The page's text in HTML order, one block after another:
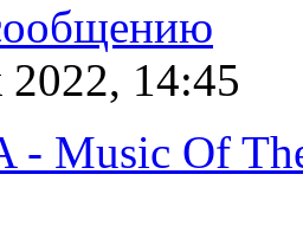
2022, 14:45
- Music Of